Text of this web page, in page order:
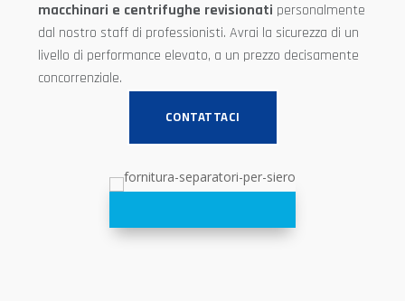
macchinari e centrifughe revisionati personalmente
dal nostro staff di professionisti. Avrai la sicurezza di un
livello di performance elevato, a un prezzo decisamente
concorrenziale.
CONTATTACI